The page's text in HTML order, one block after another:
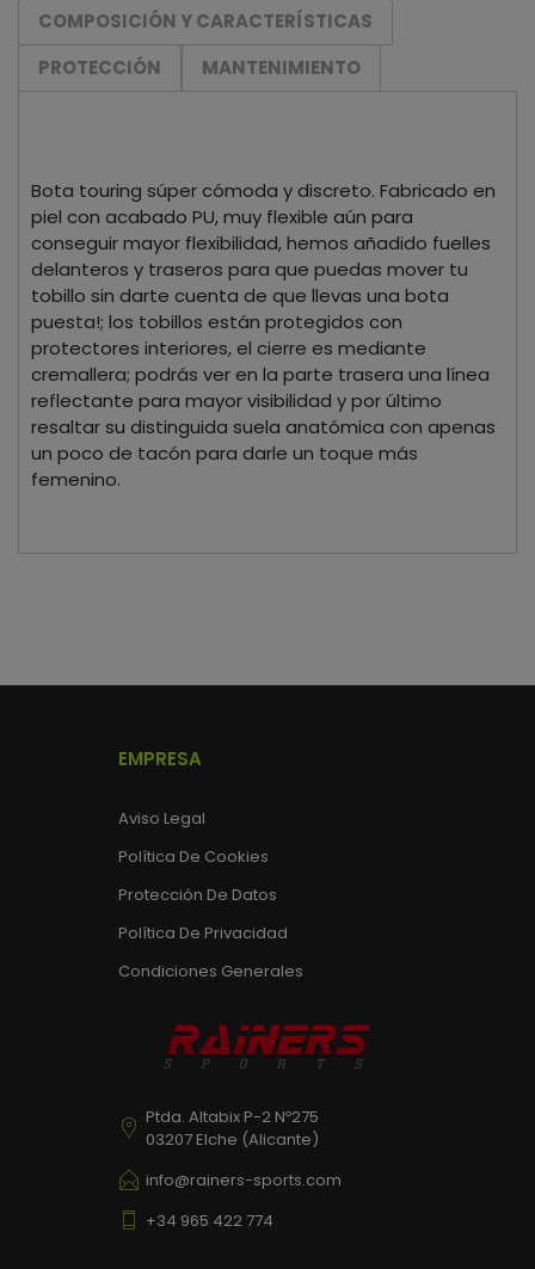
COMPOSICIÓN Y CARACTERÍSTICAS
PROTECCIÓN
MANTENIMIENTO
Bota touring súper cómoda y discreto. Fabricado en
piel con acabado PU, muy flexible aún para
conseguir mayor flexibilidad, hemos añadido fuelles
delanteros y traseros para que puedas mover tu
tobillo sin darte cuenta de que llevas una bota
puesta!; los tobillos están protegidos con
protectores interiores, el cierre es mediante
cremallera; podrás ver en la parte trasera una línea
reflectante para mayor visibilidad y por último
resaltar su distinguida suela anatómica con apenas
un poco de tacón para darle un toque más
femenino.
EMPRESA
Aviso Legal
Política De Cookies
Protección De Datos
Política De Privacidad
Condiciones Generales
Ptda. Altabix P-2 Nº275
03207 Elche (Alicante)
info@rainers-sports.com
+34 965 422 774